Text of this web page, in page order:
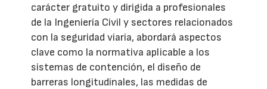
carácter gratuito y dirigida a profesionales
de la Ingeniería Civil y sectores relacionados
con la seguridad viaria, abordará aspectos
clave como la normativa aplicable a los
sistemas de contención, el diseño de
barreras longitudinales, las medidas de